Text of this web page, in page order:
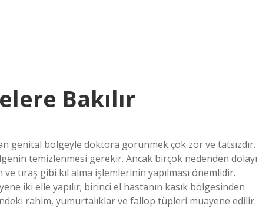
Bakılır
genital bölgeyle doktora görünmek çok zor ve tatsızdır.
temizlenmesi gerekir. Ancak birçok nedenden dolayı
tıraş gibi kıl alma işlemlerinin yapılması önemlidir.
iki elle yapılır; birinci el hastanın kasık bölgesinden
rahim, yumurtalıklar ve fallop tüpleri muayene edilir.